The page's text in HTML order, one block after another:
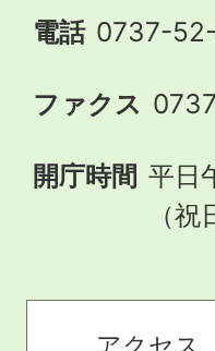
電話 0737-52-
ファクス
開庁時間 平日
（